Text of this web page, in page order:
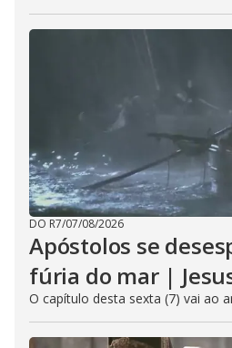
DO R7/07/08/2026
Apóstolos se
fúria do mar |
O capítulo desta sexta (7) vai ao